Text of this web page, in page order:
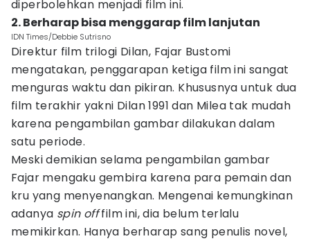
diperbolehkan menjadi film ini.
2. Berharap bisa menggarap film lanjutan
IDN Times/Debbie Sutrisno
Direktur film trilogi Dilan, Fajar Bustomi
mengatakan, penggarapan ketiga film ini sangat
menguras waktu dan pikiran. Khususnya untuk dua
film terakhir yakni Dilan 1991 dan Milea tak mudah
karena pengambilan gambar dilakukan dalam
satu periode.
Meski demikian selama pengambilan gambar
Fajar mengaku gembira karena para pemain dan
kru yang menyenangkan. Mengenai kemungkinan
adanya spin offfilm ini, dia belum terlalu
memikirkan. Hanya berharap sang penulis novel,